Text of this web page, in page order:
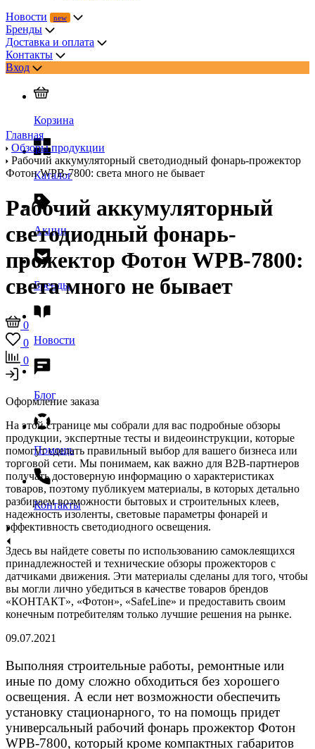
Новости
Бренды
Доставка и оплата
Контакты
Вход
Корзина
Каталог
Акции
Бренды
Новости
Блог
Помощь
Контакты
Главная
Обзоры продукции
Рабочий аккумуляторный светодиодный фонарь-прожектор
Фотон WPВ-7800: света много не бывает
Рабочий аккумуляторный
светодиодный фонарь-
прожектор Фотон WPВ-7800:
света много не бывает
0
0
0
Оформление заказа
На этой странице мы собрали для вас подробные обзоры
продукции, экспертные тесты и видеоинструкции, которые
помогут сделать правильный выбор для вашего бизнеса или
торговой сети. Мы понимаем, как важно для B2B-партнеров
получать достоверную информацию о характеристиках
товаров, поэтому публикуем материалы, в которых детально
разбираем возможности бытовых и строительных клеев,
надежность изоленты, световые параметры фонарей и
эффективность светодиодного освещения.
Здесь вы найдете советы по использованию самоклеящихся
принадлежностей и технические обзоры прожекторов с
датчиками движения. Эти материалы сделаны для того, чтобы
вы могли лично убедиться в качестве товаров брендов
«КОНТАКТ», «Фотон», «SafeLine» и предоставить своим
конечным потребителям только лучшие решения на рынке.
09.07.2021
Выполняя строительные работы, ремонтные или
иные по дому сложно обходиться без хорошего
освещения. А если нет возможности обеспечить
установку стационарного, то на помощь придет
универсальный рабочий фонарь прожектор Фотон
WPВ-7800, который кроме компактных габаритов